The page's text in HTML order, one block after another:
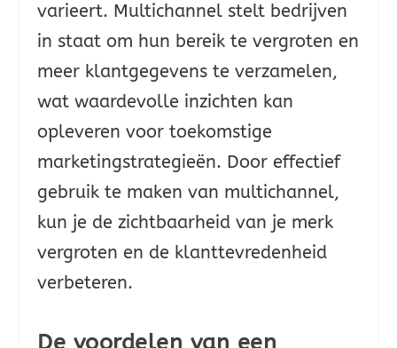
varieert. Multichannel stelt bedrijven
in staat om hun bereik te vergroten en
meer klantgegevens te verzamelen,
wat waardevolle inzichten kan
opleveren voor toekomstige
marketingstrategieën. Door effectief
gebruik te maken van multichannel,
kun je de zichtbaarheid van je merk
vergroten en de klanttevredenheid
verbeteren.
De voordelen van een